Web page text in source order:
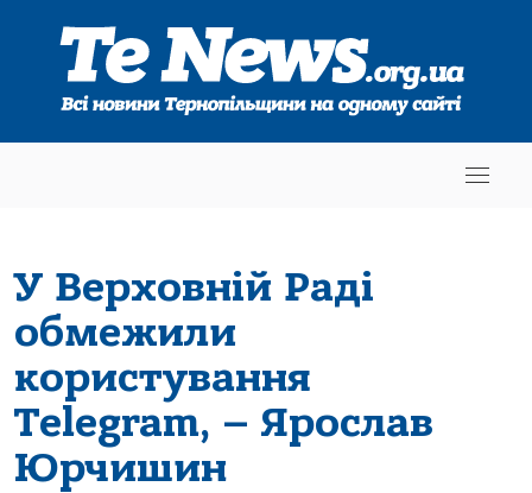
У Верховній Раді
обмежили
користування
Telegram, – Ярослав
Юрчишин